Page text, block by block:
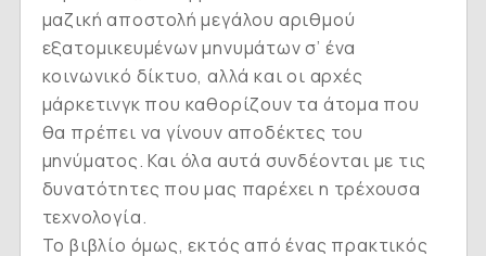
μαζική αποστολή μεγάλου αριθμού
εξατομικευμένων μηνυμάτων σ’ ένα
κοινωνικό δίκτυο, αλλά και οι αρχές
μάρκετινγκ που καθορίζουν τα άτομα που
θα πρέπει να γίνουν αποδέκτες του
μηνύματος. Και όλα αυτά συνδέονται με τις
δυνατότητες που μας παρέχει η τρέχουσα
τεχνολογία.
Το βιβλίο όμως, εκτός από ένας πρακτικός